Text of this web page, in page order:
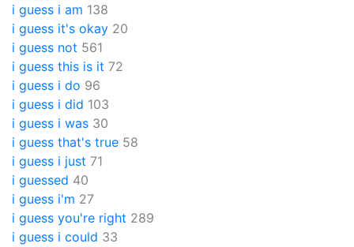
i guess i am 138
i guess it's okay 20
i guess not 561
i guess this is it 72
i guess i do 96
i guess i did 103
i guess i was 30
i guess that's true 58
i guess i just 71
i guessed 40
i guess i'm 27
i guess you're right 289
i guess i could 33